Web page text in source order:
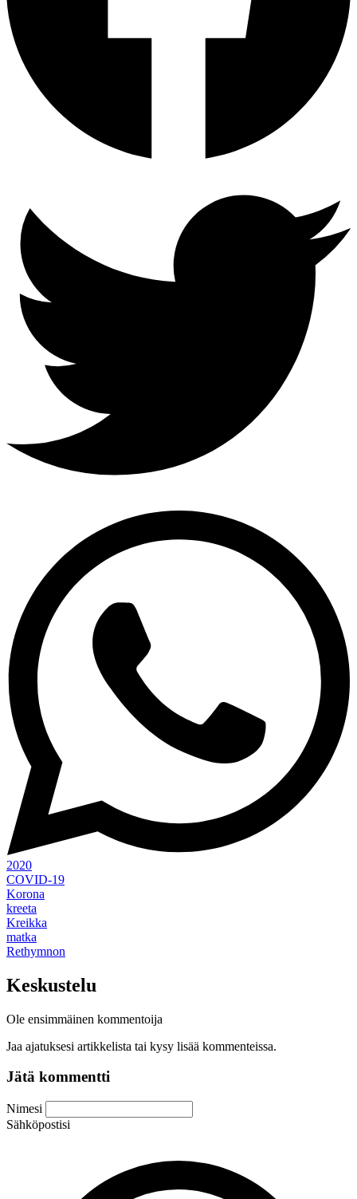
2020
COVID-19
Korona
kreeta
Kreikka
matka
Rethymnon
Keskustelu
Ole ensimmäinen kommentoija
Jaa ajatuksesi artikkelista tai kysy lisää kommenteissa.
Jätä kommentti
Nimesi
Sähköpostisi